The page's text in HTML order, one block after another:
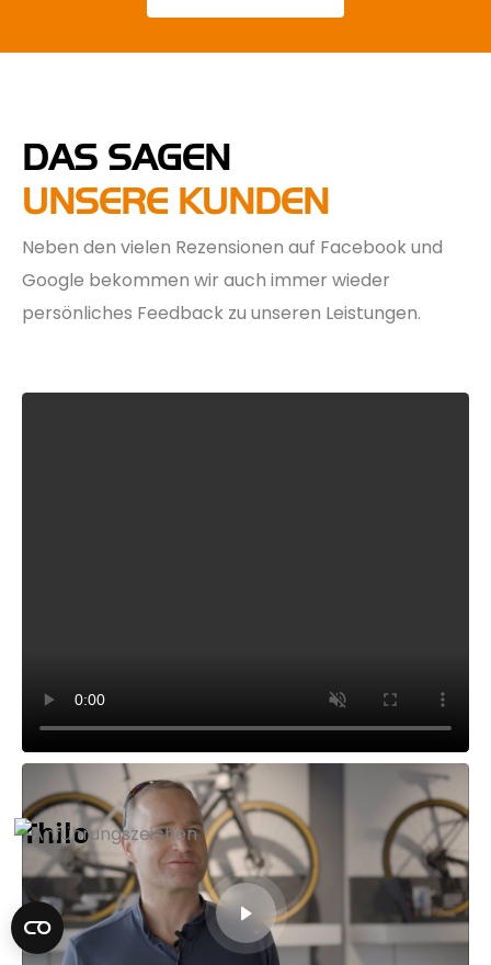
DAS SAGEN
UNSERE KUNDEN
Neben den vielen Rezensionen auf Facebook und
Google bekommen wir auch immer wieder
persönliches Feedback zu unseren Leistungen.
Thilo
„Beim ersten hier gekauften Rad, das war die
prägendste Erfahrung hier. Hier habe ich das
Gefühl, ich bin nicht nur irgendeine Nummer ,